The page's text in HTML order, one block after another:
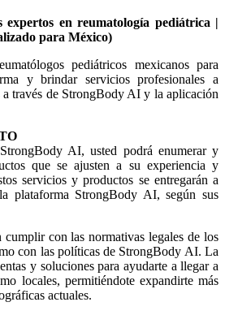
expertos en reumatología pediátrica |
para México)
pediátricos mexicanos para
y brindar servicios profesionales a
a través de StrongBody AI y la aplicación
AI, usted podrá enumerar y
que se ajusten a su experiencia y
servicios y productos se entregarán a
plataforma StrongBody AI, según sus
cumplir con las normativas legales de los
con las políticas de StrongBody AI. La
y soluciones para ayudarte a llegar a
locales, permitiéndote expandirte más
actuales.